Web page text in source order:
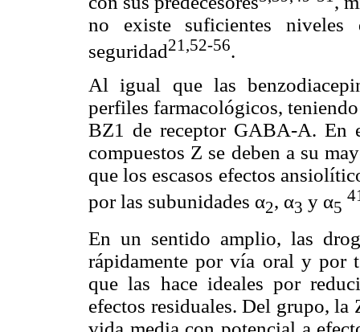
no existe suficientes niveles
seguridad21,52-56.
Al igual que las
perfiles farmacológicos,
BZ1 de receptor GABA-A. En
compuestos Z se deben a su
que los escasos efectos
por las subunidades α2, α3 y α5
En un sentido amplio, las
rápidamente por vía oral y por
que las hace ideales por
efectos residuales. Del grupo,